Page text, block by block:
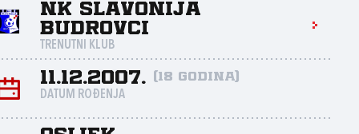
NK Slavonija
Budrovci
TRENUTNI KLUB
11.12.2007. (18 godina)
DATUM ROĐENJA